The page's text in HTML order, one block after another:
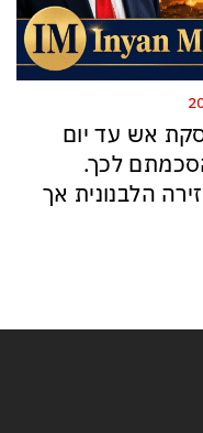
אש עד יום
לכך.
הלבנונית אך